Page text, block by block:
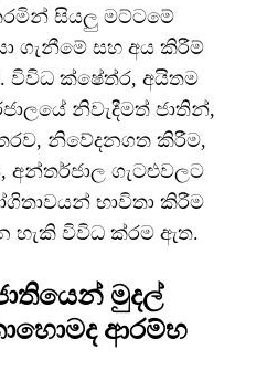
සියලු මට්ටමේ
ගැනීමේ සහ අය කිරීම්
විවිධ ක්ෂේත්ර, අයිතම
නිවැදීමත් ජාතින්,
නිවේදනගත කිරීම,
අන්තර්ජාල ගැටළුවලට
භාවිතා කිරීම
හැකි විවිධ ක්රම ඇත.
මුදල්
ආරම්භ